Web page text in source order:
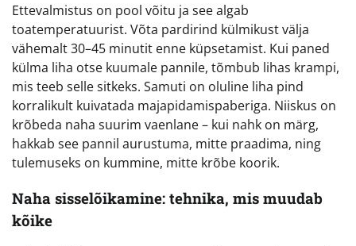
Ettevalmistus on pool võitu ja see algab
toatemperatuurist. Võta pardirind külmikust välja
vähemalt 30–45 minutit enne küpsetamist. Kui paned
külma liha otse kuumale pannile, tõmbub lihas krampi,
mis teeb selle sitkeks. Samuti on oluline liha pind
korralikult kuivatada majapidamispaberiga. Niiskus on
krõbeda naha suurim vaenlane – kui nahk on märg,
hakkab see pannil aurustuma, mitte praadima, ning
tulemuseks on kummine, mitte krõbe koorik.
Naha sisselõikamine: tehnika, mis muudab
kõike